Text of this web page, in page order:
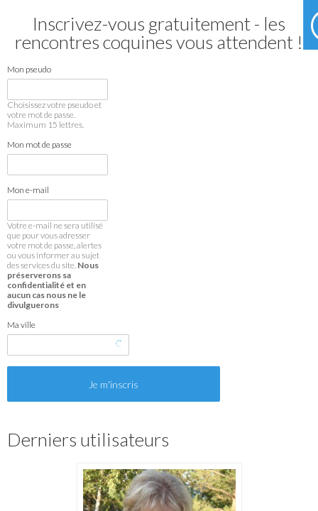
Inscrivez-vous gratuitement - les
rencontres coquines vous attendent !
Mon pseudo
Choisissez votre pseudo et
votre mot de passe.
Maximum 15 lettres.
Mon mot de passe
Mon e-mail
Votre e-mail ne sera utilisé
que pour vous adresser
votre mot de passe, alertes
ou vous informer au sujet
des services du site. Nous
préserverons sa
confidentialité et en
aucun cas nous ne le
divulguerons
Ma ville
Derniers utilisateurs